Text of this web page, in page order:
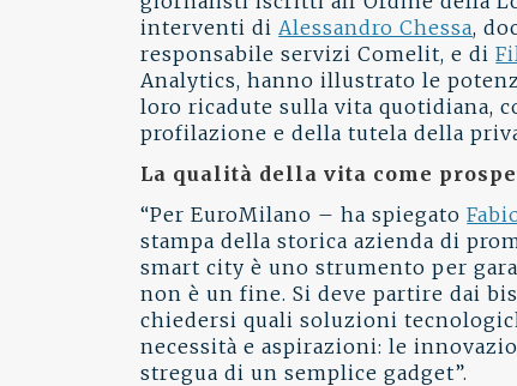
interventi diAlessandro Chessa,
responsabile servizi Comelit, e di
Analytics, hanno illustrato le
loro ricadute sulla vita quotidiana,
profilazione e della tutela della
La qualità della vita come
“Per EuroMilano – ha spiegato
stampa della storica azienda di
smart city è uno strumento per
non è un fine. Si deve partire dai
chiedersi quali soluzioni
necessità e aspirazioni: le
stregua di un semplice gadget”.